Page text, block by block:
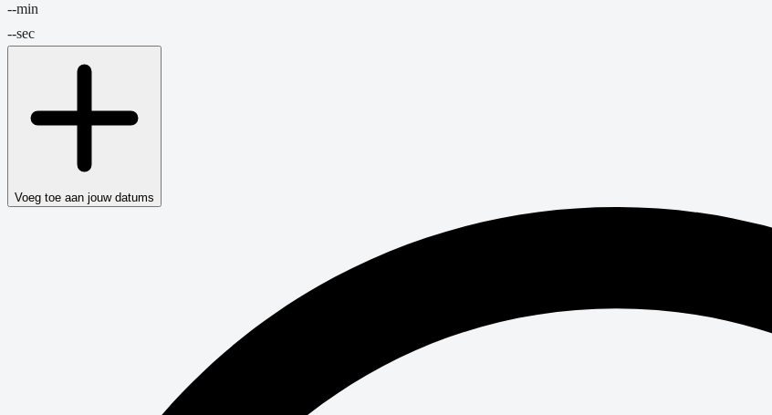
--min
--sec
Voeg toe aan jouw datums